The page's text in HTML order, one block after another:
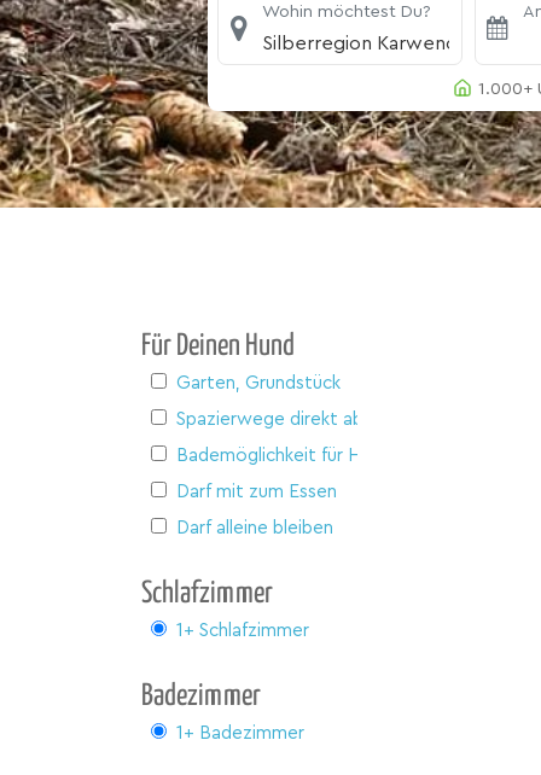
Wohin möchtest Du?
Silberregion Karwendel
1.000+
Für Deinen Hund
Garten, Grundstück
Spazierwege direkt ab Haus
Bademöglichkeit für Hunde
Darf mit zum Essen
Darf alleine bleiben
Schlafzimmer
1+ Schlafzimmer
Badezimmer
1+ Badezimmer